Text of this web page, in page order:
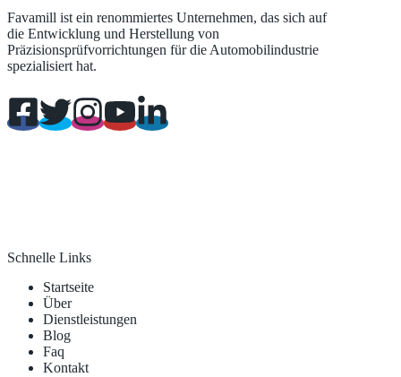
Favamill ist ein renommiertes Unternehmen, das sich auf
die Entwicklung und Herstellung von
Präzisionsprüfvorrichtungen für die Automobilindustrie
spezialisiert hat.
Schnelle Links
Startseite
Über
Dienstleistungen
Blog
Faq
Kontakt